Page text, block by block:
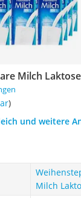
Milch
)
und weitere
Milch